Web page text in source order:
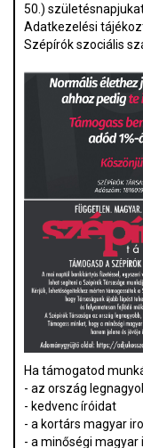
50.)
Adatkezelési
Szépírók szociális
Ha támogatod
- az ország
- kedvenc íróidat
- a kortárs magyar
- a minőségi